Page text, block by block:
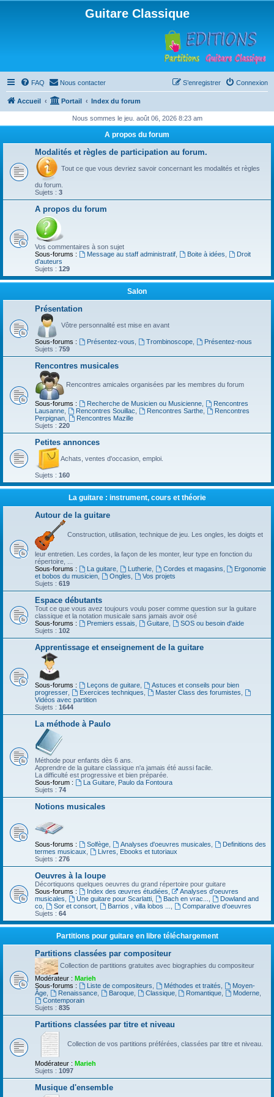
Guitare Classique
FAQ Nous contacter Connexion
S’enregistrer
Accueil Portail Index du forum
Nous sommes le jeu. août 06, 2026 8:23 am
A propos du forum
Modalités et règles de participation au forum.
Tout ce que vous devriez savoir concernant les modalités et règles
du forum.
Sujets : 3
A propos du forum
Vos commentaires à son sujet
Sous-forums :
Message au staff administratif, Boite à idées
Droit
d'auteurs
Sujets : 129
Salon
Présentation
Vôtre personnalité est mise en avant
Sous-forums : Présentez-vous Trombinoscope,
Présentez-nous
Sujets : 759
Rencontres musicales
Rencontres amicales organisées par les membres du forum
Sous-forums : Recherche de Musicien ou Musicienne,
Rencontres
Lausanne
Rencontres Souillac Rencontres Sarthe,
Rencontres
Perpignan
Rencontres Mazille
Sujets : 220
Petites annonces
Achats, ventes d'occasion, emploi.
Sujets : 160
La guitare : instrument, cours et théorie
Autour de la guitare
Construction, utilisation, technique de jeu. Les ongles, les doigts et
leur entretien. Les cordes, la façon de les monter, leur type en fonction du
répertoire, ...
Sous-forums :
La guitare, Lutherie, Cordes et magasins
Ergonomie
et bobos du musicien
Ongles
Vos projets
Sujets : 619
Espace débutants
Tout ce que vous avez toujours voulu poser comme question sur la guitare
classique et la notation musicale sans jamais avoir osé
Sous-forums :
Premiers essais Guitare,
SOS ou besoin d'aide
Sujets : 102
Apprentissage et enseignement de la guitare
Sous-forums : Leçons de guitare,
Astuces et conseils pour bien
progresser
Exercices techniques Master Class des forumistes
Vidéos avec partition
Sujets : 1644
La méthode à Paulo
Méthode pour enfants dès 6 ans.
Apprendre de la guitare classique n'a jamais été aussi facile.
La difficulté est progressive et bien préparée.
Sous-forum :
La Guitare, Paulo da Fontoura
Sujets : 74
Notions musicales
Sous-forums : Solfège, Analyses d'oeuvres musicales
Definitions des
termes musicaux
Livres, Ebooks et tutoriaux
Sujets : 276
Oeuvres à la loupe
Décortiquons quelques oeuvres du grand répertoire pour guitare
Sous-forums :
Index des œuvres étudiées
Analyses d'oeuvres
musicales
Une guitare pour Scarlatti, Bach en vrac...
Dowland and
co
Sor et consort, Barrios , villa lobos ...
Comparative d'oeuvres
Sujets : 64
Partitions pour guitare en libre téléchargement
Partitions classées par compositeur
Collection de partitions gratuites avec biographies du compositeur
Modérateur : Marieh
Sous-forums :
Liste de compositeurs Méthodes et traités
Moyen-
Âge
Renaissance, Baroque, Classique, Romantique Moderne
Contemporain
Sujets : 835
Partitions classées par titre et niveau
Collection de vos partitions préférées, classées par titre et niveau.
Modérateur : Marieh
Sujets : 1097
Musique d'ensemble